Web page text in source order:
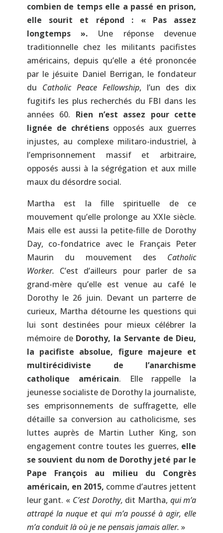
combien de temps elle a passé en prison,
elle sourit et répond : « Pas assez
longtemps ». Une réponse devenue
traditionnelle chez les militants pacifistes
américains, depuis qu’elle a été prononcée
par le jésuite Daniel Berrigan, le fondateur
du Catholic Peace Fellowship, l’un des dix
fugitifs les plus recherchés du FBI dans les
années 60. Rien n’est assez pour cette
lignée de chrétiensopposés aux guerres
injustes, au complexe militaro-industriel, à
l’emprisonnement massif et arbitraire,
opposés aussi à la ségrégation et aux mille
maux du désordre social.
Martha est la fille spirituelle de ce
mouvement qu’elle prolonge au XXIe siècle.
Mais elle est aussi la petite-fille de Dorothy
Day, co-fondatrice avec le Français Peter
Maurin du mouvement des Catholic
Worker. C’est d’ailleurs pour parler de sa
grand-mère qu’elle est venue au café le
Dorothy le 26 juin. Devant un parterre de
curieux, Martha détourne les questions qui
lui sont destinées pour mieux célébrer la
mémoire de Dorothy, la Servante de Dieu,
la pacifiste absolue, figure majeure et
multirécidiviste de l’anarchisme
catholique américain. Elle rappelle la
jeunesse socialiste de Dorothy la journaliste,
ses emprisonnements de suffragette, elle
détaille sa conversion au catholicisme, ses
luttes auprès de Martin Luther King, son
engagement contre toutes les guerres, elle
se souvient du nom de Dorothy jeté par le
Pape François au milieu du Congrès
américain, en 2015, comme d’autres jettent
leur gant. « C’est Dorothy, dit Martha, qui m’a
attrapé la nuque et qui m’a poussé à agir, elle
m’a conduit là où je ne pensais jamais aller. »